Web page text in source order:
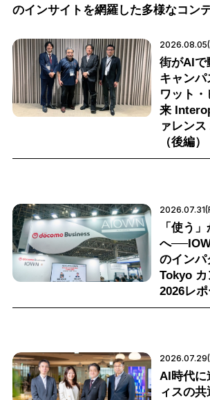
のインサイトを網羅した多様なコン
街がAIで
キャンパ
ワット
来
ァレン
（後編）
「使う
へ
のイン
Tokyo カ
2026レポ
AI時代に
ィスの